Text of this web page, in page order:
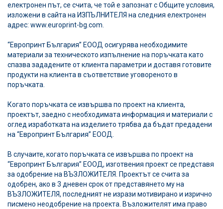
електронен път, се счита, че той е запознат с Общите условия,
изложени в сайта на ИЗПЪЛНИТЕЛЯ на следния електронен
адрес: www.europrint-bg.com.
“Европринт България” ЕООД осигурява необходимите
материали за техническото изпълнение на поръчката като
спазва зададените от клиента параметри и доставя готовите
продукти на клиента в съответствие уговореното в
поръчката.
Когато поръчката се извършва по проект на клиента,
проектът, заедно с необходимата информация и материали с
оглед изработката на изделието трябва да бъдат предадени
на “Европринт България” ЕООД
В случаите, когато поръчката се извършва по проект на
“Европринт България” ЕООД, изготвения проект се представя
за одобрение на ВЪЗЛОЖИТЕЛЯ. Проектът се счита за
одобрен, ако в 3 дневен срок от представянето му на
ВЪЗЛОЖИТЕЛЯ, последният не изрази мотивирано и изрично
писмено неодобрение на проекта. Възложителят има право